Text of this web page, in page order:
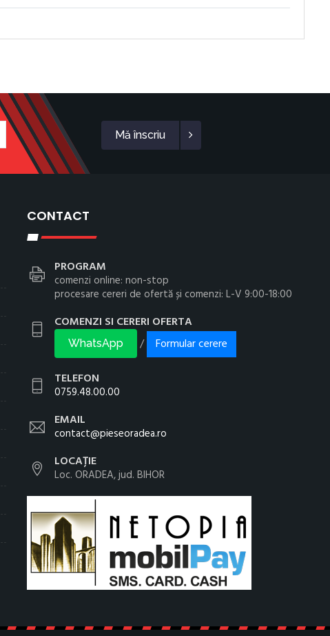
Mă înscriu
CONTACT
PROGRAM
comenzi online: non-stop
procesare cereri de ofertă și comenzi: L-V 9:00-18:00
COMENZI SI CERERI OFERTA
WhatsApp /
Formular cerere
TELEFON
0759.48.00.00
EMAIL
contact@pieseoradea.ro
LOCAȚIE
Loc. ORADEA, jud. BIHOR